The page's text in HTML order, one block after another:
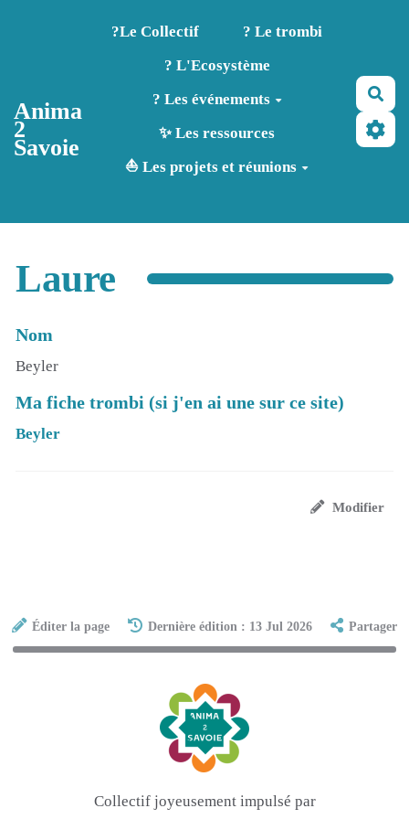
Aller au contenu principal
Anima
2
Savoie
?️Le Collectif
? Le trombi
? L'Ecosystème
? Les événements
✨ Les ressources
⛵ Les projets et réunions
Laure
Nom
Beyler
Ma fiche trombi (si j'en ai une sur ce site)
Beyler
Modifier
Éditer la page Dernière édition : 13 Jul 2026 Partager
Collectif joyeusement impulsé par